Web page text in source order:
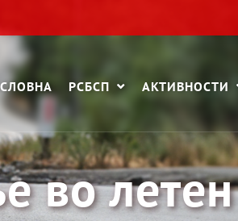
РСБСП АКТИВНОСТИ
во